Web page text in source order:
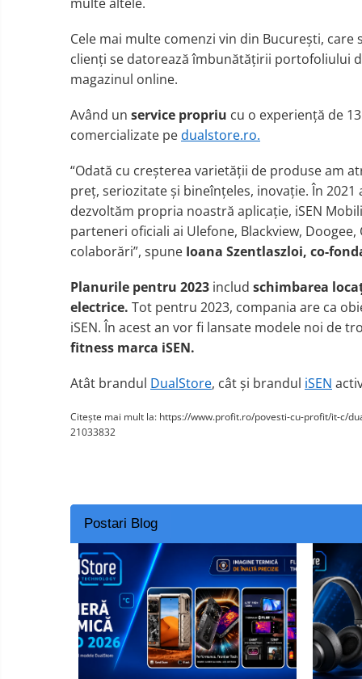
Cele mai multe comenzi vin din București, care
clienți se datorează îmbunătățirii portofoliului
magazinul online.
Având un service propriu cu o experiență de
comercializate pedualstore.ro.
“Odată cu creșterea varietății de produse am
preț, seriozitate și bineînțeles, inovație. În
dezvoltăm propria noastră aplicație, iSEN
parteneri oficiali ai Ulefone, Blackview, Doogee,
colaborări”, spune Ioana Szentlaszloi, co-
Planurile pentru 2023 includ schimbarea loca
electrice. Tot pentru 2023, compania are ca
iSEN. În acest an vor fi lansate modele noi de
fitness marca iSEN.
Atât brandul DualStore, cât și brandul iSEN
Citește mai mult la: https://www.profit.ro/povesti-cu-profit/it-c/
21033832
Postari Blog